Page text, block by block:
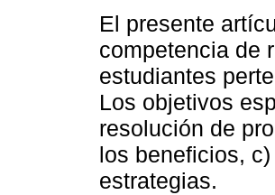
El presente
competencia de
estudiantes
Los objetivos
resolución de
los beneficios,
estrategias.